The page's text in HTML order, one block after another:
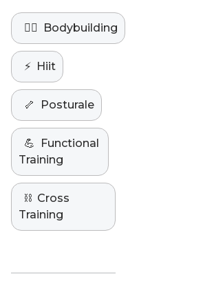
🏋️‍♀️ Bodybuilding
⚡️ Hiit
🦴 Posturale
💪
Functional
Training
⛓️ Cross
Training